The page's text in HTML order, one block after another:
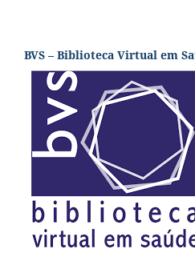
BVS – Biblioteca Virtual em